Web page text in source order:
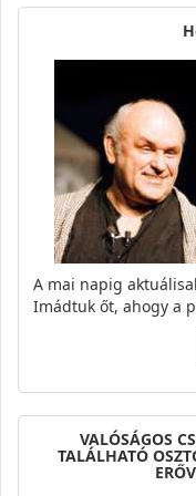
A mai napig
Imádtuk őt, ahogy a
VALÓSÁGOS
TALÁLHATÓ